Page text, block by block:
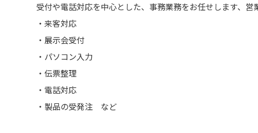
受付や電話対応を中心とした、事務業務をお任せします、
・来客対応
・展示会受付
・パソコン入力
・伝票整理
・電話対応
・製品の受発注 など